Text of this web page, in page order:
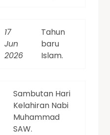
17
Jun
2026
Tahun
baru
Islam.
Sambutan Hari
Kelahiran Nabi
Muhammad
SAW.